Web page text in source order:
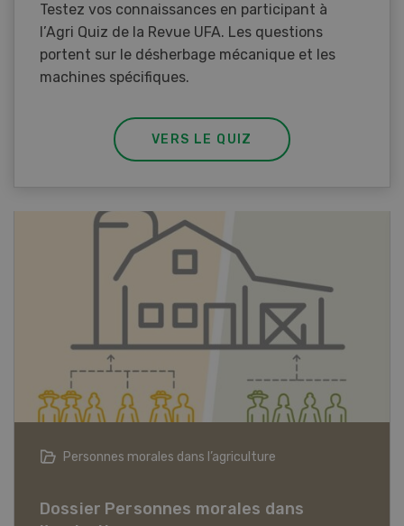
Testez vos connaissances en participant à
l’Agri Quiz de la Revue UFA. Les questions
portent sur le désherbage mécanique et les
machines spécifiques.
VERS LE QUIZ
Articles biologiques